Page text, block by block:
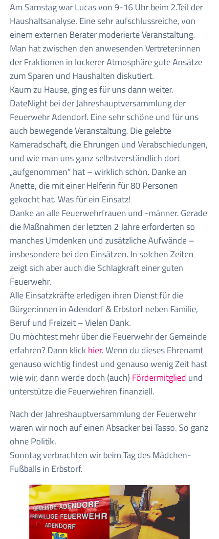
Am Samstag war Lucas von 9-16 Uhr beim 2.Teil der
Haushaltsanalyse. Eine sehr aufschlussreiche, von
einem externen Berater moderierte Veranstaltung.
Man hat zwischen den anwesenden Vertreter:innen
der Fraktionen in lockerer Atmosphäre gute Ansätze
zum Sparen und Haushalten diskutiert.
Kaum zu Hause, ging es für uns dann weiter.
DateNight bei der Jahreshauptversammlung der
Feuerwehr Adendorf. Eine sehr schöne und für uns
auch bewegende Veranstaltung. Die gelebte
Kameradschaft, die Ehrungen und Verabschiedungen,
und wie man uns ganz selbstverständlich dort
„aufgenommen“ hat – wirklich schön. Danke an
Anette, die mit einer Helferin für 80 Personen
gekocht hat. Was für ein Einsatz!
Danke an alle Feuerwehrfrauen und -männer. Gerade
die Maßnahmen der letzten 2 Jahre erforderten so
manches Umdenken und zusätzliche Aufwände –
insbesondere bei den Einsätzen. In solchen Zeiten
zeigt sich aber auch die Schlagkraft einer guten
Feuerwehr.
Alle Einsatzkräfte erledigen ihren Dienst für die
Bürger:innen in Adendorf & Erbstorf neben Familie,
Beruf und Freizeit – Vielen Dank.
Du möchtest mehr über die Feuerwehr der Gemeinde
erfahren? Dann klick hier. Wenn du dieses Ehrenamt
genauso wichtig findest und genauso wenig Zeit hast
wie wir, dann werde doch (auch) Fördermitglied und
unterstütze die Feuerwehren finanziell.
Nach der Jahreshauptversammlung der Feuerwehr
waren wir noch auf einen Absacker bei Tasso. So ganz
ohne Politik.
Sonntag verbrachten wir beim Tag des Mädchen-
Fußballs in Erbstorf.